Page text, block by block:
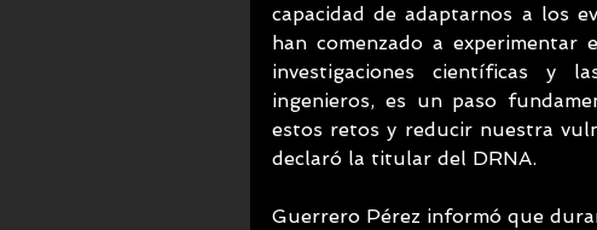
capacidad de adaptarnos a los
han comenzado a
investigaciones científicas y
ingenieros, es un paso
estos retos y reducir nuestra
declaró la titular del DRNA.
Guerrero Pérez informó que